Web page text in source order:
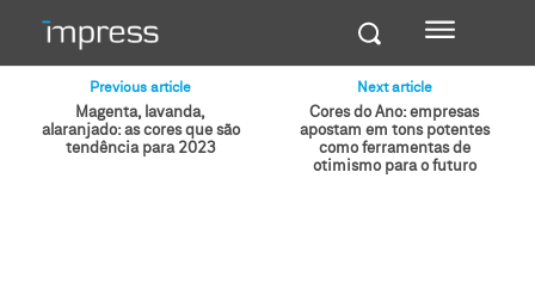
Previous article
Magenta, lavanda,
alaranjado: as cores que são
tendência para 2023
Next article
Cores do Ano: empresas
apostam em tons potentes
como ferramentas de
otimismo para o futuro